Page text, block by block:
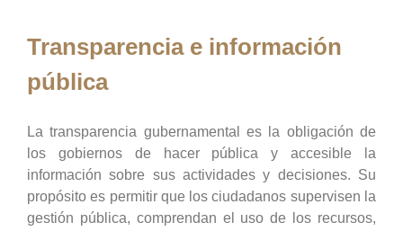
Transparencia e información
pública
La transparencia gubernamental es la obligación de
los gobiernos de hacer pública y accesible la
información sobre sus actividades y decisiones. Su
propósito es permitir que los ciudadanos supervisen la
gestión pública, comprendan el uso de los recursos,